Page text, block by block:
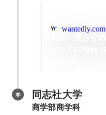
wantedly.com
同志社大学
商学部商学科